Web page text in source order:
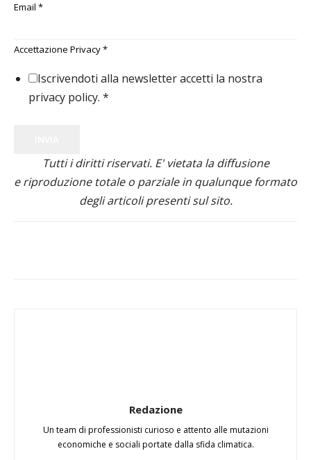
Email *
Accettazione Privacy*
Iscrivendoti alla newsletter accetti la nostra
privacy policy. *
Tutti i diritti riservati. E' vietata la diffusione
e riproduzione totale o parziale in qualunque formato
degli articoli presenti sul sito.
Redazione
Un team di professionisti curioso e attento alle mutazioni
economiche e sociali portate dalla sfida climatica.